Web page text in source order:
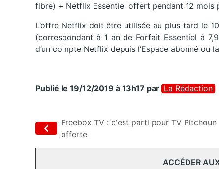
fibre) + Netflix Essentiel offert pendant 12 mois
L’offre Netflix doit être utilisée au plus tard le
(correspondant à 1 an de Forfait Essentiel à
d’un compte Netflix depuis l’Espace abonné ou
Publié le 19/12/2019 à 13h17 par La Rédaction
Freebox TV : c'est parti pour TV Pitchoun
offerte
ACCÉDER